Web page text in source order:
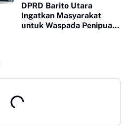
DPRD Barito Utara
Ingatkan Masyarakat
untuk Waspada Penipuan